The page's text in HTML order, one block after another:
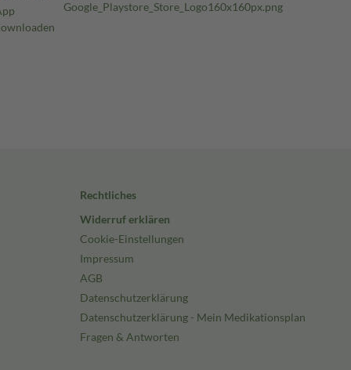
Rechtliches
Widerruf erklären
Cookie-Einstellungen
Impressum
AGB
Datenschutzerklärung
Datenschutzerklärung - Mein Medikationsplan
Fragen & Antworten